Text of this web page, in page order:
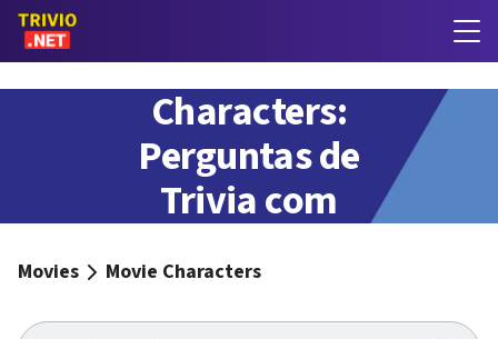
Movie
Characters:
Perguntas de
Trivia com
Movies Movie Characters